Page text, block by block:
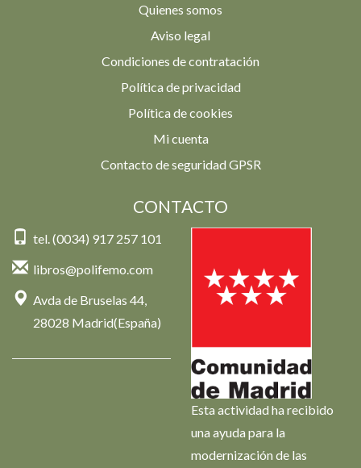
Quienes somos
Aviso legal
Condiciones de contratación
Política de privacidad
Política de cookies
Mi cuenta
Contacto de seguridad GPSR
CONTACTO
tel. (0034) 917 257 101
libros@polifemo.com
Avda de Bruselas 44,
28028 Madrid(España)
Esta actividad ha recibido
una ayuda para la
modernización de las